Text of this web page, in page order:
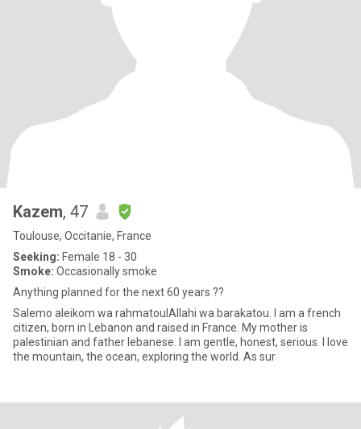
Kazem, 47
Toulouse, Occitanie, France
Seeking: Female 18 - 30
Smoke: Occasionally smoke
Anything planned for the next 60 years ??
Salemo aleikom wa rahmatoulAllahi wa barakatou. I am a french
citizen, born in Lebanon and raised in France. My mother is
palestinian and father lebanese. I am gentle, honest, serious. I love
the mountain, the ocean, exploring the world. As sur